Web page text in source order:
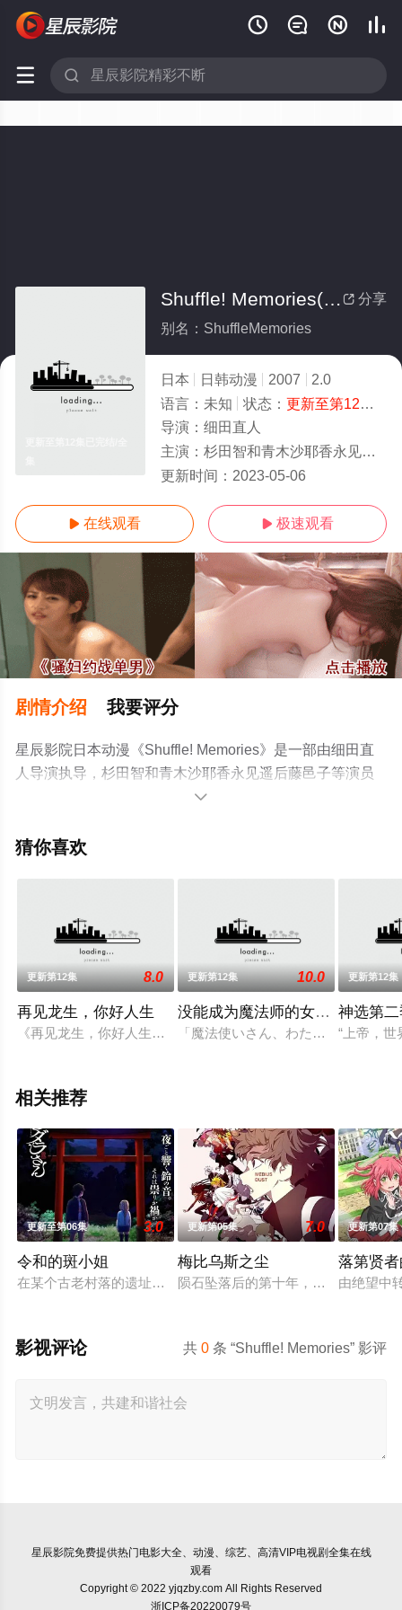
   
 
 分享
Shuffle! Memories(全集)
别名：ShuffleMemories
日本 日韩动漫 2007
2.0
语言： 未知 状态： 更新至第12集已完结
导演： 细田直人
主演： 杉田智和青木沙耶香永见遥后藤邑子
更新时间： 2023-05-06
 在线观看  极速观看
剧情介绍 我要评分
星辰影院日本动漫《Shuffle! Memories》是一部由细田直
人导演执导，杉田智和青木沙耶香永见遥后藤邑子等演员
精彩演绎的日本动漫，大结局剧情已揭晓（更新至第12集
星辰影视，更多相关信息可移步至豆瓣动漫、电视猫或剧

猜你喜欢
更新第12集 8.0
再见龙生，你好人生
《再见龙生，你好人生》动画化决定！
更新第12集 10.0
没能成为魔法师的女孩子的故事
「魔法使いさん、わたし、約束守
更新第12集
神选第
“上帝，世
相关推荐
更新至第06集 3.0
令和的斑小姐
在某个古老村落的遗址深处，那一片禁止入内的区域里，存在着
更新第05集 7.0
梅比乌斯之尘
陨石坠落后的第十年，由于巨大结晶
更新第07集
落第贤
由绝望中
共0 条 “Shuffle! Memories” 影评
影视评论
星辰影院免费提供热门电影大全、动漫、综艺、高清VIP电视剧全集在线
观看
Copyright © 2022 yjqzby.com All Rights Reserved
浙ICP备20220079号